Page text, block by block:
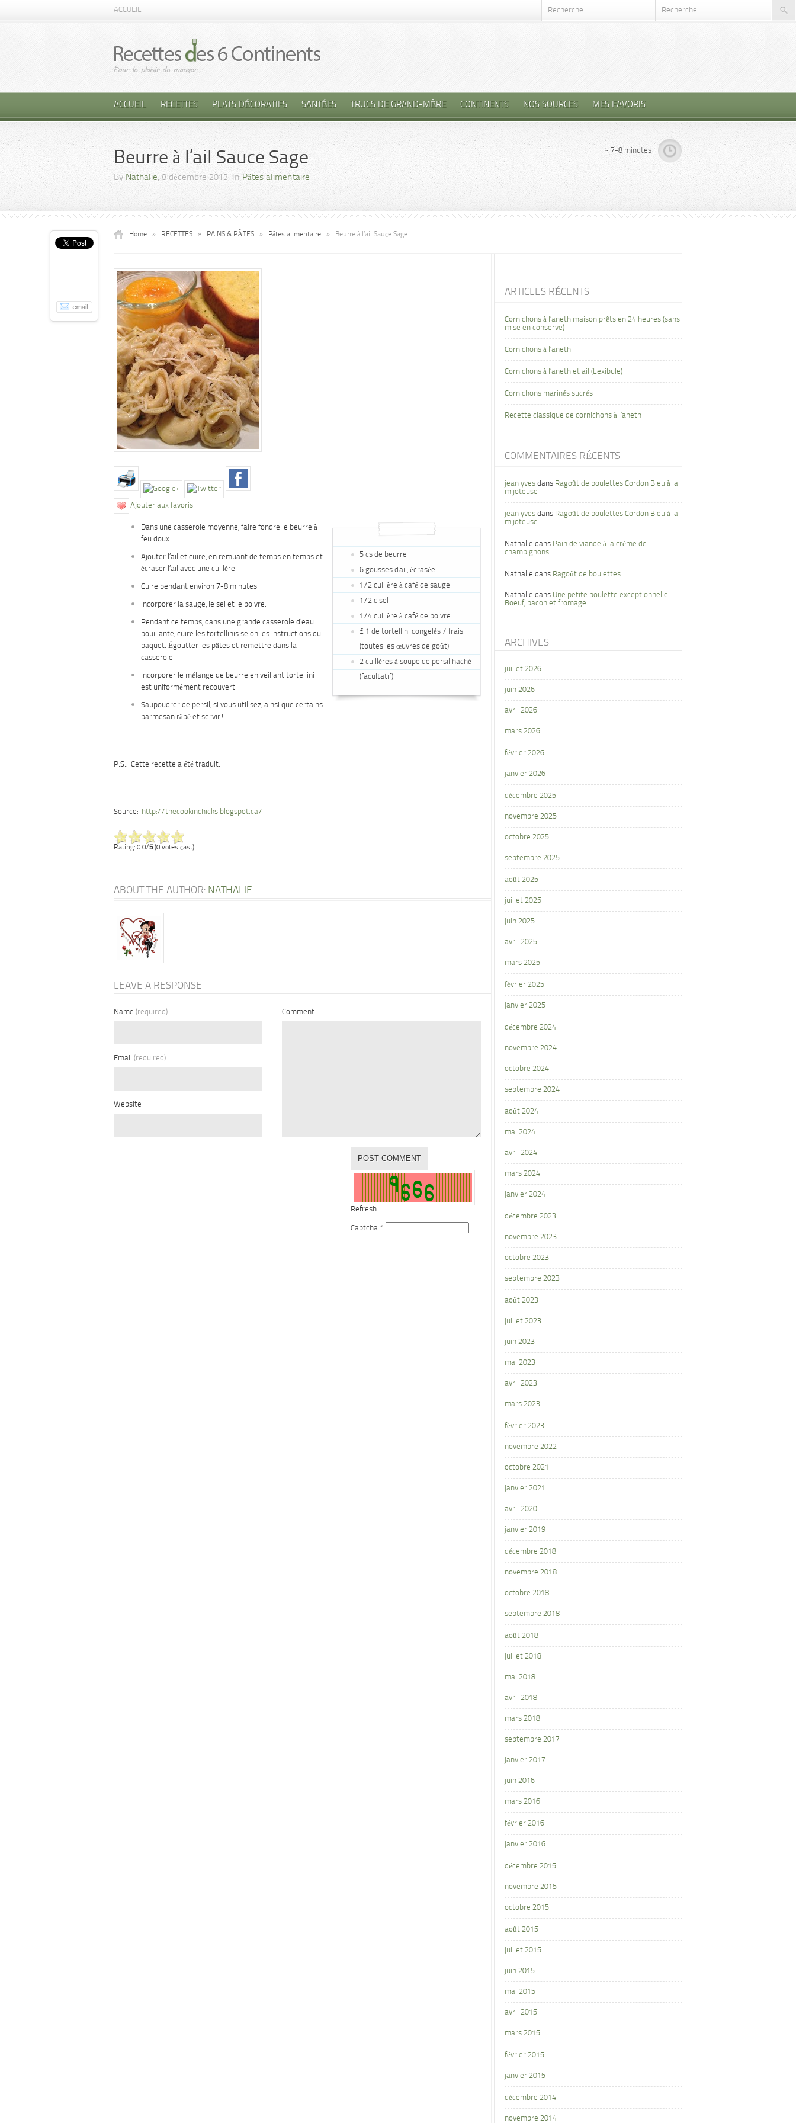
ACCUEIL
ACCUEIL RECETTES PLATS DÉCORATIFS SANTÉES TRUCS DE GRAND-MÈRE CONTINENTS NOS SOURCES MES FAVORIS
Beurre à l’ail Sauce Sage
By Nathalie, 8 décembre 2013, In Pâtes alimentaire
~ 7-8 minutes
Home » RECETTES » PAINS & PÂTES » Pâtes alimentaire » Beurre à l’ail Sauce Sage
Ajouter aux favoris
5 cs de beurre
6 gousses d'ail, écrasée
1/2 cuillère à café de sauge
1/2 c sel
1/4 cuillère à café de poivre
£ 1 de tortellini congelés / frais
(toutes les œuvres de goût)
2 cuillères à soupe de persil haché
(facultatif)
Dans une casserole moyenne, faire fondre le beurre à
feu doux.
Ajouter l’ail et cuire, en remuant de temps en temps et
écraser l’ail avec une cuillère.
Cuire pendant environ 7-8 minutes.
Incorporer la sauge, le sel et le poivre.
Pendant ce temps, dans une grande casserole d’eau
bouillante, cuire les tortellinis selon les instructions du
paquet. Égoutter les pâtes et remettre dans la
casserole.
Incorporer le mélange de beurre en veillant tortellini
est uniformément recouvert.
Saupoudrer de persil, si vous utilisez, ainsi que certains
parmesan râpé et servir!
P.S.: Cette recette a été traduit.
Source: http://thecookinchicks.blogspot.ca/
Rating: 0.0/5(0 votes cast)
ABOUT THE AUTHOR: NATHALIE
LEAVE A RESPONSE
Name (required)
Email (required)
Website
Comment
Refresh
Captcha *
ARTICLES RÉCENTS
Cornichons à l’aneth maison prêts en 24 heures (sans
mise en conserve)
Cornichons à l’aneth
Cornichons à l’aneth et ail (Lexibule)
Cornichons marinés sucrés
Recette classique de cornichons à l’aneth
COMMENTAIRES RÉCENTS
jean yves dans Ragoût de boulettes Cordon Bleu à la
mijoteuse
jean yves dans Ragoût de boulettes Cordon Bleu à la
mijoteuse
Nathalie dans Pain de viande à la crème de
champignons
Nathalie dans Ragoût de boulettes
Nathalie dans Une petite boulette exceptionnelle…
Boeuf, bacon et fromage
ARCHIVES
juillet 2026
juin 2026
avril 2026
mars 2026
février 2026
janvier 2026
décembre 2025
novembre 2025
octobre 2025
septembre 2025
août 2025
juillet 2025
juin 2025
avril 2025
mars 2025
février 2025
janvier 2025
décembre 2024
novembre 2024
octobre 2024
septembre 2024
août 2024
mai 2024
avril 2024
mars 2024
janvier 2024
décembre 2023
novembre 2023
octobre 2023
septembre 2023
août 2023
juillet 2023
juin 2023
mai 2023
avril 2023
mars 2023
février 2023
novembre 2022
octobre 2021
janvier 2021
avril 2020
janvier 2019
décembre 2018
novembre 2018
octobre 2018
septembre 2018
août 2018
juillet 2018
mai 2018
avril 2018
mars 2018
septembre 2017
janvier 2017
juin 2016
mars 2016
février 2016
janvier 2016
décembre 2015
novembre 2015
octobre 2015
août 2015
juillet 2015
juin 2015
mai 2015
avril 2015
mars 2015
février 2015
janvier 2015
décembre 2014
novembre 2014